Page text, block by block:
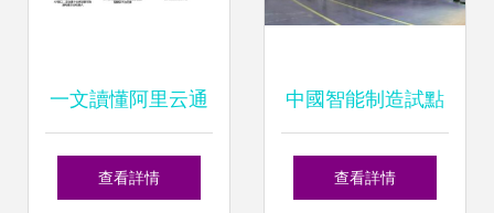
一文讀懂阿里云通
信的產品體系、技
查看詳情
中國智能制造試點
的突破 四家零部件
查看詳情